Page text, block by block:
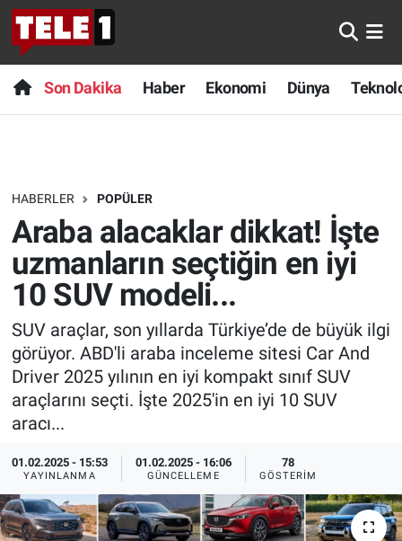
Son Dakika Haber Ekonomi Dünya
HABERLER POPÜLER
Araba alacaklar dikkat! İşte
uzmanların seçtiğin en iyi
10 SUV modeli...
SUV araçlar, son yıllarda Türkiye’de de büyük ilgi
görüyor. ABD'li araba inceleme sitesi Car And
Driver 2025 yılının en iyi kompakt sınıf SUV
araçlarını seçti. İşte 2025'in en iyi 10 SUV
aracı...
01.02.2025 - 15:53
YAYINLANMA
01.02.2025 - 16:06
GÜNCELLEME
78
GÖSTERIM
Anında Manşet
Başka Sohbetler
Bilim turu
Bilim ve Teknoloji Evreni
Doğa Konuşuyor
Dünya
Ege Saati
Ege'den Esintiler
Eğitim
Eğlence
Son Dakika
Haber
Dünya
Teknoloji
Sağlık
Spor
Yayın Akışı
İletişim
Nöbetçi Eczaneler
Hava Durumu
Trafik Durumu
Süper Lig Puan Durumu ve Fikstür
Tüm Manşetler
Son Dakika Haberleri
Haber Arşivi